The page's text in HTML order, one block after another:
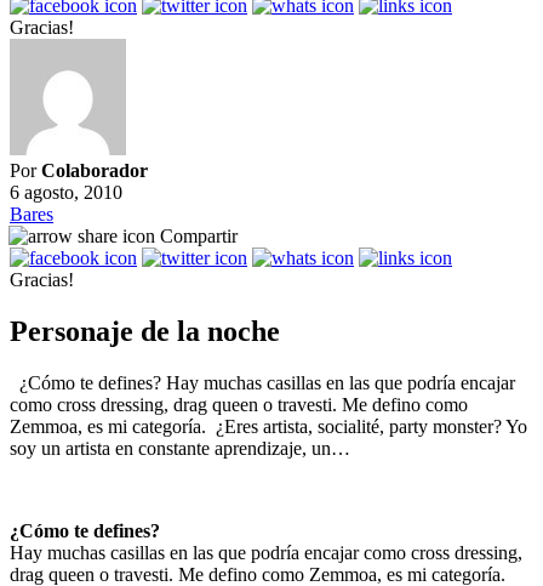
Gracias!
PorColaborador
6 agosto, 2010
Bares
Compartir
Gracias!
Personaje de la noche
¿Cómo te defines? Hay muchas casillas en las que podría encajar
como cross dressing, drag queen o travesti. Me defino como
Zemmoa, es mi categoría. ¿Eres artista, socialité, party monster? Yo
soy un artista en constante aprendizaje, un…
¿Cómo te defines?
Hay muchas casillas en las que podría encajar como cross dressing,
drag queen o travesti. Me defino como Zemmoa, es mi categoría.